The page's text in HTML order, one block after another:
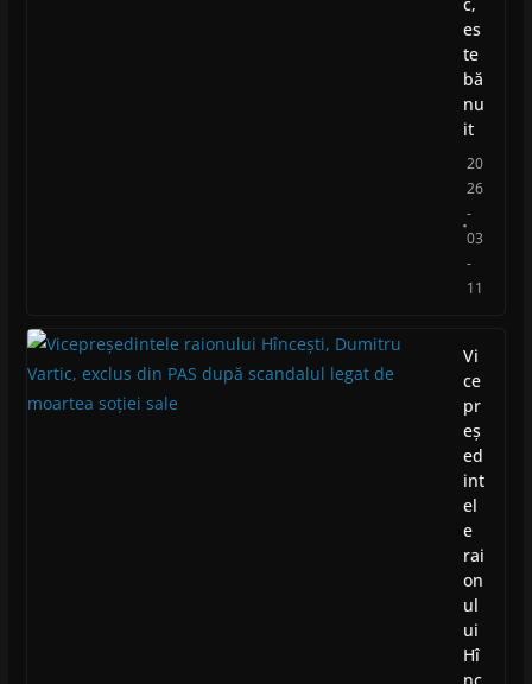
es
te
bă
nu
it
20
26
-
03
-
11
Vi
ce
pr
eș
ed
int
el
e
rai
on
ul
ui
Hî